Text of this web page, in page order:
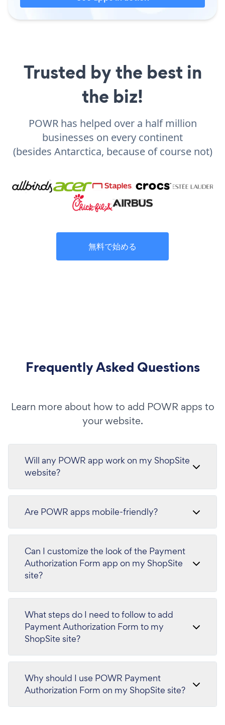
Trusted by the best in
the biz!
POWR has helped over a half million
businesses on every continent
(besides Antarctica, because of course not)
無料で始める
Frequently Asked Questions
Learn more about how to add POWR apps to
your website.
Will any POWR app work on my ShopSite
website?
Are POWR apps mobile-friendly?
Can I customize the look of the Payment
Authorization Form app on my ShopSite
site?
What steps do I need to follow to add
Payment Authorization Form to my
ShopSite site?
Why should I use POWR Payment
Authorization Form on my ShopSite site?